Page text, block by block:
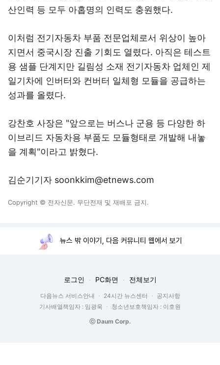
산인력 등 모두 아홉명의 인력도 충원했다.
이처럼 전기자동차 부품 전문업체로서 위상이 높아
지면서 중국시장 진출 기회도 열렸다. 아직은 테스트
용 샘플 단계지만 길림성 소재 전기자동차 업체인 제
일기차에 인버터와 컨버터 일체형 모듈을 공급하는
성과를 올렸다.
강찬호 사장은 "앞으로는 버스나 군용 등 다양한 하
이브리드 자동차용 부품도 모듈형태로 개발해 내놓
을 계획"이라고 밝혔다.
김순기기자 soonkkim@etnews.com
Copyright © 전자신문. 무단전재 및 재배포 금지.
뉴스 밖 이야기, 다음 커뮤니티 웹에서 보기
로그인 PC화면 전체보기
다음뉴스 서비스안내 24시간 뉴스센터
공지사항
기사배열책임자 : 임광욱
청소년보호책임자 : 이호원
ⓒ Daum Corp.